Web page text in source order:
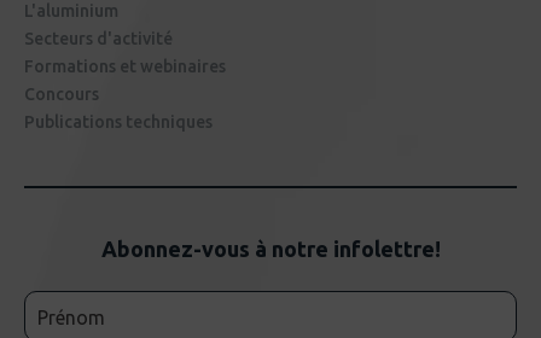
L'aluminium
Secteurs d'activité
Formations et webinaires
Concours
Publications techniques
Abonnez-vous à notre infolettre!